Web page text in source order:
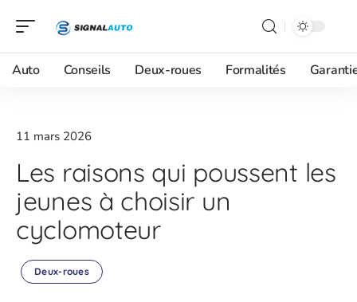
Auto Conseils Deux-roues Formalités
11 mars 2026
Les raisons qui poussent les
jeunes à choisir un
cyclomoteur
Deux-roues